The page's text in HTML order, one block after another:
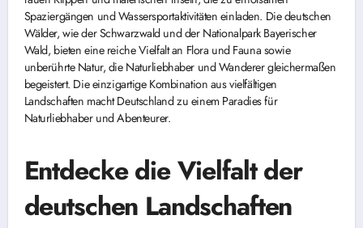
Spaziergängen und Wassersportaktivitäten einladen. Die deutschen
Wälder, wie der Schwarzwald und der Nationalpark Bayerischer
Wald, bieten eine reiche Vielfalt an Flora und Fauna sowie
unberührte Natur, die Naturliebhaber und Wanderer gleichermaßen
begeistert. Die einzigartige Kombination aus vielfältigen
Landschaften macht Deutschland zu einem Paradies für
Naturliebhaber und Abenteurer.
Entdecke die Vielfalt der
deutschen Landschaften